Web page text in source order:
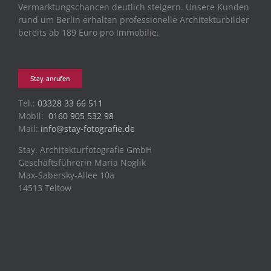
Vermarktungschancen deutlich steigern. Unsere Kunden
rund um Berlin erhalten professionelle Architekturbilder
bereits ab 189 Euro pro Immobilie.
Stay. anrufen
Tel.: 03328 33 66 511
Mobil: 0160 905 532 98
Mail: info@stay-fotografie.de
Stay. Architekturfotografie GmbH
Geschäftsführerin Maria Noglik
Max-Sabersky-Allee 10a
14513 Teltow